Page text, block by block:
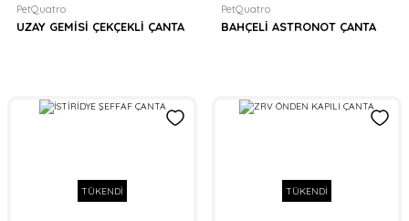
PetQuatro
UZAY GEMİSİ ÇEKÇEKLİ ÇANTA
PetQuatro
BAHÇELİ ASTRONOT ÇANTA
TÜKENDİ TÜKENDİ